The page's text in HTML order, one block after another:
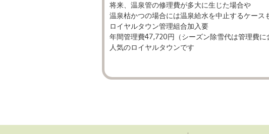
将来、温泉管の修理費が多大に生じた場合や
温泉枯かつの場合には温泉給水を中止するケース
ロイヤルタウン管理組合加入要
年間管理費47,720円（シーズン除雪代は管理費に
人気のロイヤルタウンです